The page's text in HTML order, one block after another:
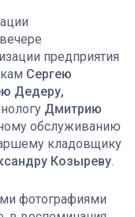
предприятия
Сергею
Дедеру,
Дмитрию
обслуживанию
кладовщику
Козыреву.
фотографиями